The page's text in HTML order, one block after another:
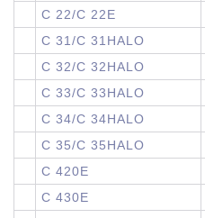
C 22/C 22E
C 31/C 31HALO
C 32/C 32HALO
C 33/C 33HALO
C 34/C 34HALO
C 35/C 35HALO
C 420E
C 430E